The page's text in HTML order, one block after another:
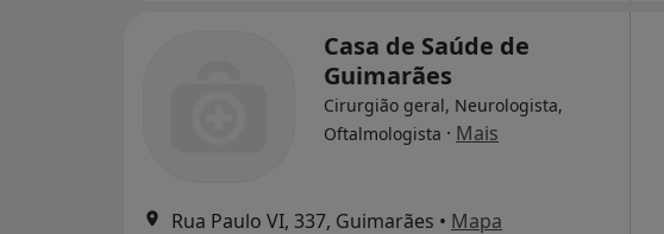
Casa de Saúde de
Guimarães
Cirurgião geral, Neurologista,
Oftalmologista · Mais
Rua Paulo VI, 337, Guimarães • Mapa